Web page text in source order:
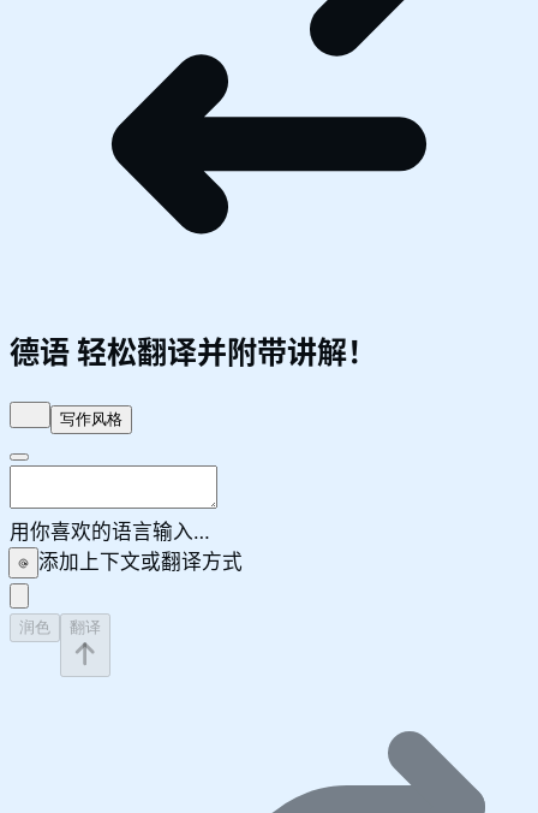
德语 轻松翻译并附带讲解！
写作风格
用你喜欢的语言输入…
添加上下文或翻译方式
润色 翻译